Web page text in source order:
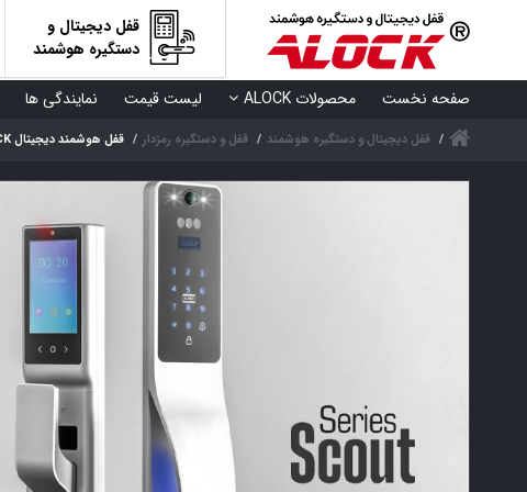
قفل دیجیتال و
دستگیره هوشمند
صفحه نخست محصولات ALOCK لیست قیمت نمایندگی ها
قفل دیجیتال و دستگیره هوشمند قفل و دستگیره رمزدار قفل هوشمند دیجیتال ALOCK مدل Scout (X1++) Silver